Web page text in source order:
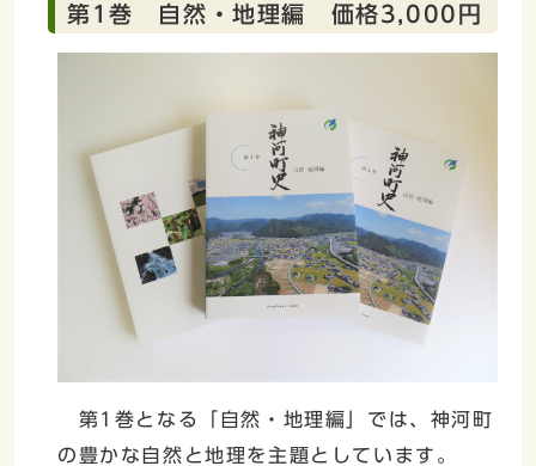
第1巻 自然・地理編 価格3,000円
第1巻となる「自然・地理編」では、神河町
の豊かな自然と地理を主題としています。